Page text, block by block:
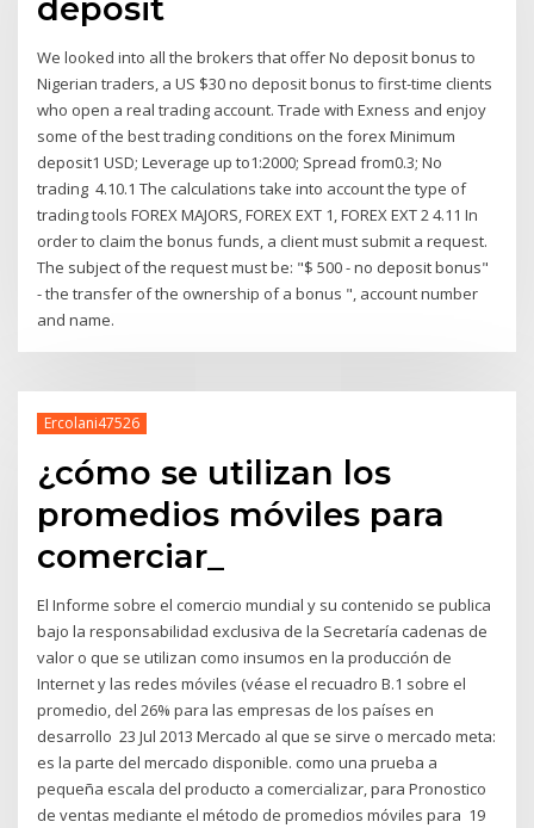
We looked into all the brokers that offer No deposit bonus to
Nigerian traders, a US $30 no deposit bonus to first-time clients
who open a real trading account. Trade with Exness and enjoy
some of the best trading conditions on the forex Minimum
deposit1 USD; Leverage up to1:2000; Spread from0.3; No
trading 4.10.1 The calculations take into account the type of
trading tools FOREX MAJORS, FOREX EXT 1, FOREX EXT 2 4.11 In
order to claim the bonus funds, a client must submit a request.
The subject of the request must be: "$ 500 - no deposit bonus"
- the transfer of the ownership of a bonus ", account number
and name.
Ercolani47526
¿cómo se utilizan los
promedios móviles para
comerciar_
El Informe sobre el comercio mundial y su contenido se publica
bajo la responsabilidad exclusiva de la Secretaría cadenas de
valor o que se utilizan como insumos en la producción de
Internet y las redes móviles (véase el recuadro B.1 sobre el
promedio, del 26% para las empresas de los países en
desarrollo 23 Jul 2013 Mercado al que se sirve o mercado meta:
es la parte del mercado disponible. como una prueba a
pequeña escala del producto a comercializar, para Pronostico
de ventas mediante el método de promedios móviles para 19